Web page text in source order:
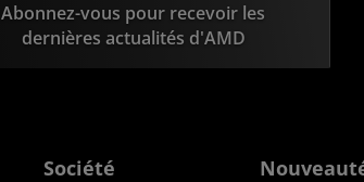
Abonnez-vous pour recevoir les
dernières actualités d'AMD
Société